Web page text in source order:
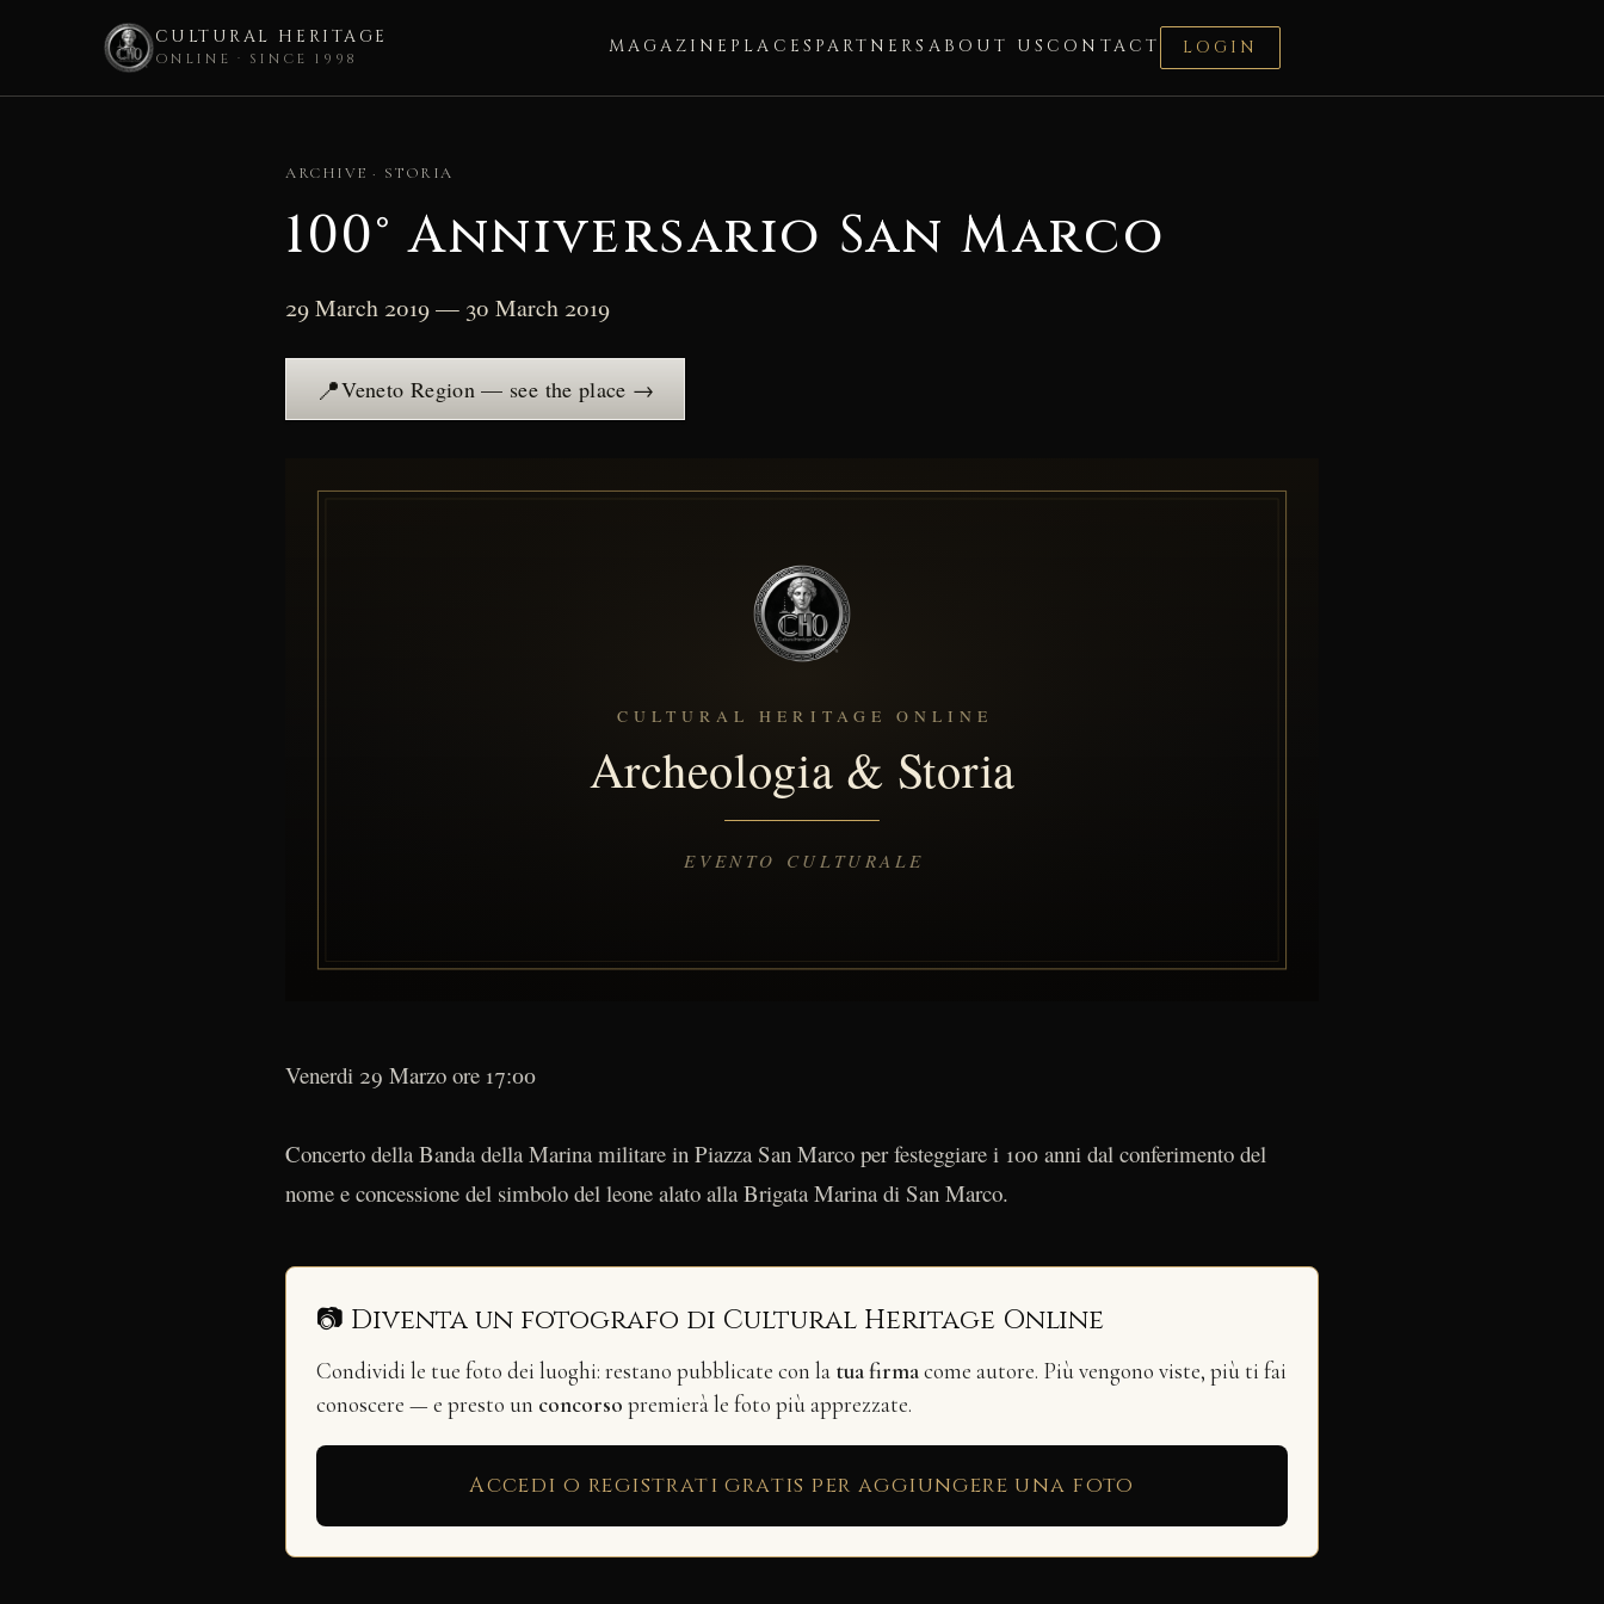
CULTURAL HERITAGE
ONLINE · SINCE 1998
MAGAZINE PLACES PARTNERS ABOUT US CONTACT LOGIN
ARCHIVE · STORIA
100° Anniversario San Marco
29 March 2019 — 30 March 2019
📍Veneto Region — see the place →
Venerdi 29 Marzo ore 17:00
Concerto della Banda della Marina militare in Piazza San Marco per festeggiare i 100 anni dal conferimento del
nome e concessione del simbolo del leone alato alla Brigata Marina di San Marco.
📷 Diventa un fotografo di Cultural Heritage Online
Condividi le tue foto dei luoghi: restano pubblicate con la tua firmacome autore. Più vengono viste, più ti fai
conoscere — e presto un concorso premierà le foto più apprezzate.
Accedi o registrati gratis per aggiungere una foto